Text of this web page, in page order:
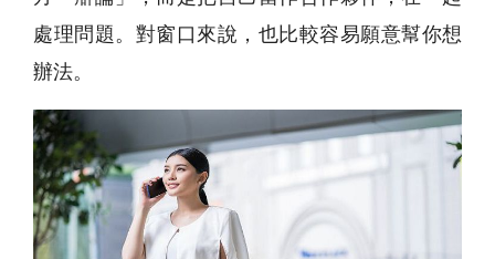
處理問題。對窗口來說，也比較容易願意幫你想
辦法。